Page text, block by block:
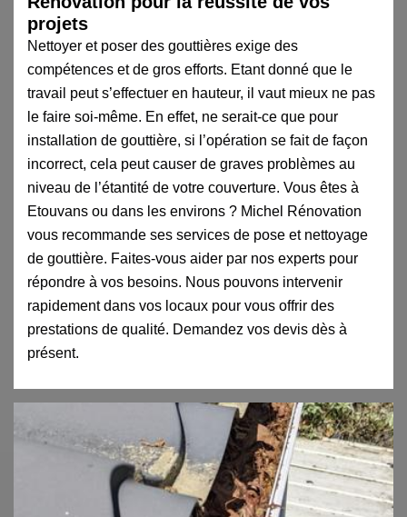
projets
Nettoyer et poser des gouttières exige des
compétences et de gros efforts. Etant donné que le
travail peut s’effectuer en hauteur, il vaut mieux ne pas
le faire soi-même. En effet, ne serait-ce que pour
installation de gouttière, si l’opération se fait de façon
incorrect, cela peut causer de graves problèmes au
niveau de l’étantité de votre couverture. Vous êtes à
Etouvans ou dans les environs ? Michel Rénovation
vous recommande ses services de pose et nettoyage
de gouttière. Faites-vous aider par nos experts pour
répondre à vos besoins. Nous pouvons intervenir
rapidement dans vos locaux pour vous offrir des
prestations de qualité. Demandez vos devis dès à
présent.